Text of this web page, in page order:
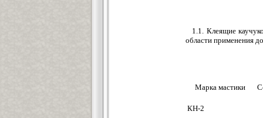
1.1. Клеящие
области применения
Марка мастики
КН-2